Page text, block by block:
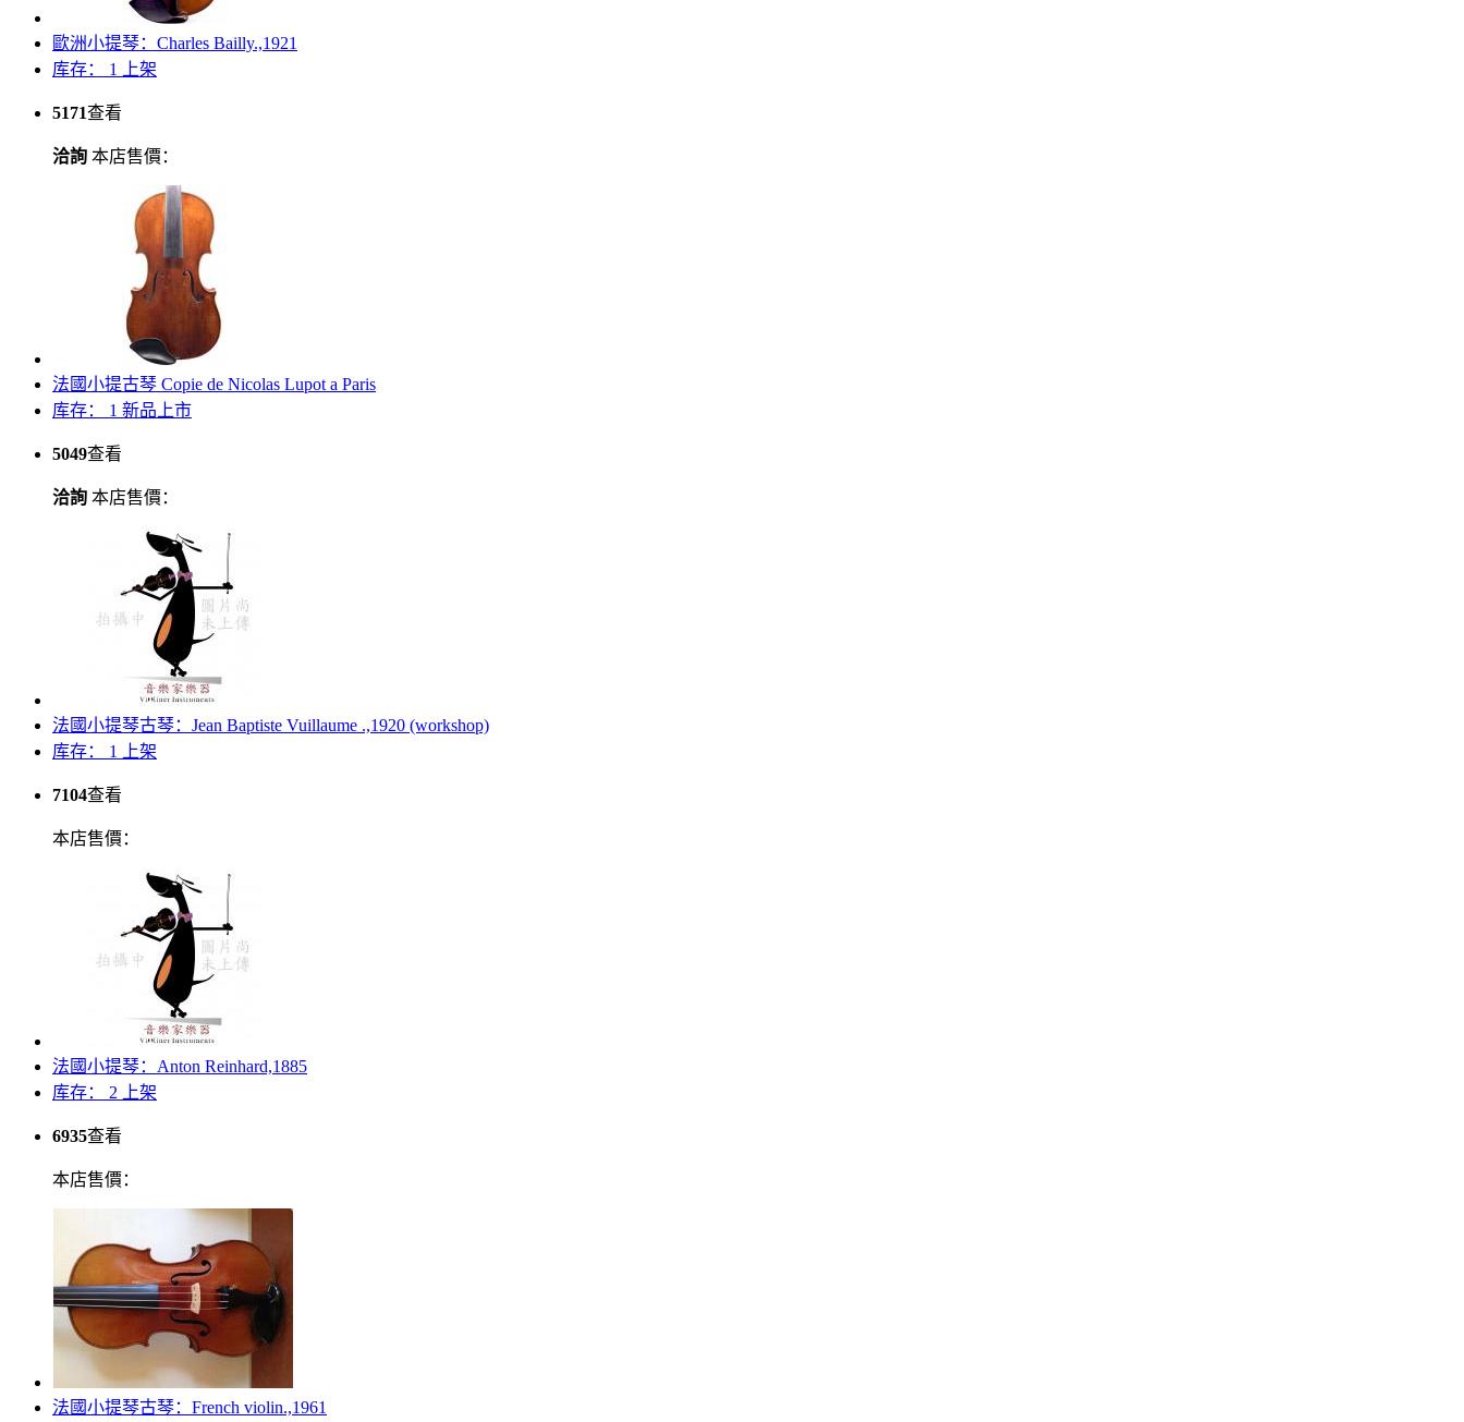
歐洲小提琴：Charles Bailly.,1921
库存： 1
上架
5171查看
洽詢 本店售價：
法國小提古琴 Copie de Nicolas Lupot a Paris
库存： 1 新品上市
5049查看
洽詢 本店售價：
法國小提琴古琴：Jean Baptiste Vuillaume .,1920 (workshop)
库存： 1
上架
7104查看
本店售價：
法國小提琴：Anton Reinhard,1885
库存： 2
上架
6935查看
本店售價：
法國小提琴古琴：French violin.,1961